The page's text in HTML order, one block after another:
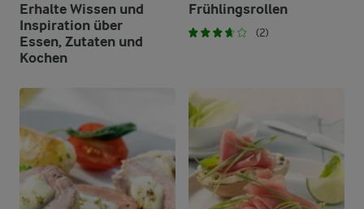
Erhalte Wissen und
Inspiration über
Essen, Zutaten und
Kochen
Frühlingsrollen
(2)